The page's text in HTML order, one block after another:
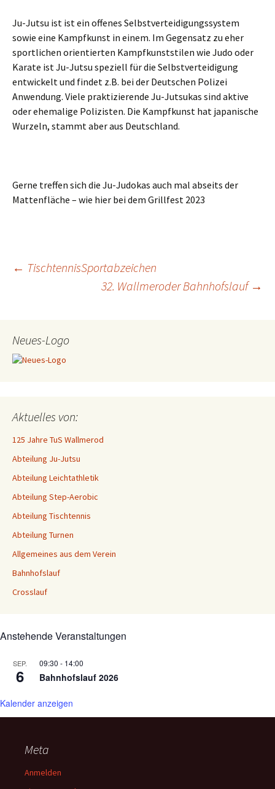
Ju-Jutsu ist ist ein offenes Selbstverteidigungssystem
sowie eine Kampfkunst in einem. Im Gegensatz zu eher
sportlichen orientierten Kampfkunststilen wie Judo oder
Karate ist Ju-Jutsu speziell für die Selbstverteidigung
entwickelt und findet z.B. bei der Deutschen Polizei
Anwendung. Viele praktizierende Ju-Jutsukas sind aktive
oder ehemalige Polizisten. Die Kampfkunst hat japanische
Wurzeln, stammt aber aus Deutschland.
Gerne treffen sich die Ju-Judokas auch mal abseits der
Mattenfläche – wie hier bei dem Grillfest 2023
Beitragsnavigation
← TischtennisSportabzeichen
32. Wallmeroder Bahnhofslauf →
Neues-Logo
Aktuelles von:
125 Jahre TuS Wallmerod
Abteilung Ju-Jutsu
Abteilung Leichtathletik
Abteilung Step-Aerobic
Abteilung Tischtennis
Abteilung Turnen
Allgemeines aus dem Verein
Bahnhofslauf
Crosslauf
Anstehende Veranstaltungen
SEP.
6
09:30 - 14:00
Bahnhofslauf 2026
Kalender anzeigen
Meta
Anmelden